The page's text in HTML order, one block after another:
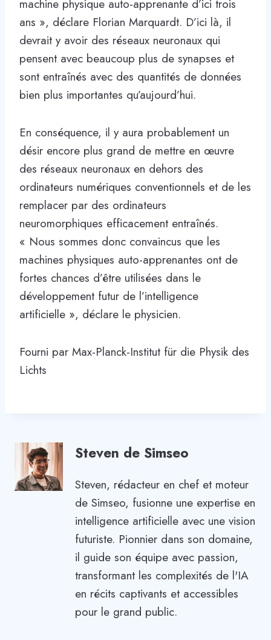
machine physique auto-apprenante d’ici trois
ans », déclare Florian Marquardt. D’ici là, il
devrait y avoir des réseaux neuronaux qui
pensent avec beaucoup plus de synapses et
sont entraînés avec des quantités de données
bien plus importantes qu’aujourd’hui.
En conséquence, il y aura probablement un
désir encore plus grand de mettre en œuvre
des réseaux neuronaux en dehors des
ordinateurs numériques conventionnels et de les
remplacer par des ordinateurs
neuromorphiques efficacement entraînés.
« Nous sommes donc convaincus que les
machines physiques auto-apprenantes ont de
fortes chances d’être utilisées dans le
développement futur de l’intelligence
artificielle », déclare le physicien.
Fourni par Max-Planck-Institut für die Physik des
Lichts
Steven de Simseo
Steven, rédacteur en chef et moteur
de Simseo, fusionne une expertise en
intelligence artificielle avec une vision
futuriste. Pionnier dans son domaine,
il guide son équipe avec passion,
transformant les complexités de l'IA
en récits captivants et accessibles
pour le grand public.